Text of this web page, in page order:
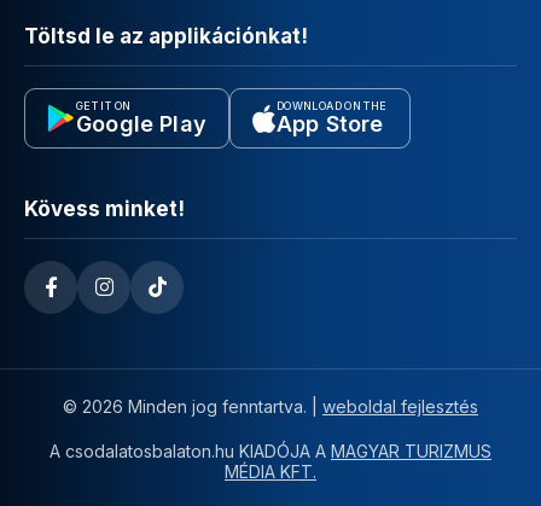
Töltsd le az applikációnkat!
GET IT ON
Google Play
DOWNLOAD ON THE
App Store
Kövess minket!
© 2026 Minden jog fenntartva. | weboldal fejlesztés
A csodalatosbalaton.hu KIADÓJA A MAGYAR TURIZMUS
MÉDIA KFT.